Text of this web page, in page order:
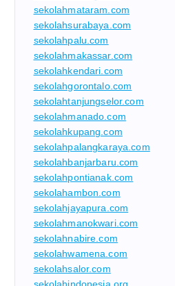
sekolahmataram.com
sekolahsurabaya.com
sekolahpalu.com
sekolahmakassar.com
sekolahkendari.com
sekolahgorontalo.com
sekolahtanjungselor.com
sekolahmanado.com
sekolahkupang.com
sekolahpalangkaraya.com
sekolahbanjarbaru.com
sekolahpontianak.com
sekolahambon.com
sekolahjayapura.com
sekolahmanokwari.com
sekolahnabire.com
sekolahwamena.com
sekolahsalor.com